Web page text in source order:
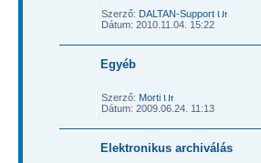
Szerző: DALTAN-Support
Dátum: 2010.11.04. 15:22
Egyéb
Szerző: Morti
Dátum: 2009.06.24. 11:13
Elektronikus archiválás